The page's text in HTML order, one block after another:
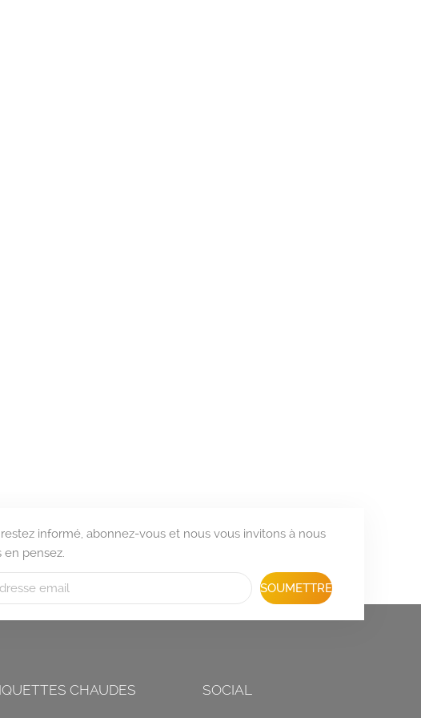
informé, abonnez-vous et nous vous invitons à nous
en pensez.
SOUMETTRE
CHAUDES SOCIAL